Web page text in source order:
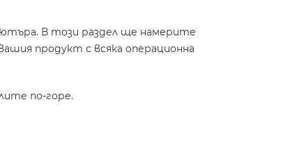
В този раздел ще намерите
продукт с всяка операционна
по-горе.